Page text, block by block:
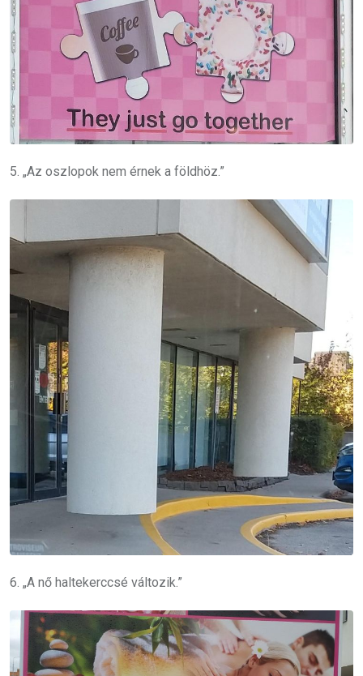
5. „Az oszlopok nem érnek a földhöz.”
6. „A nő haltekerccsé változik.”